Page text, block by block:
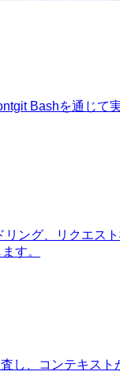
Bashを通じ
ング、リクエ
す。
、コンテキス